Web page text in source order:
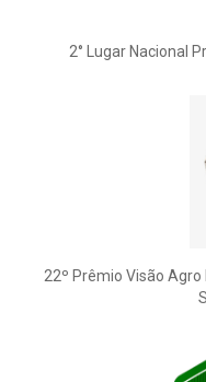
2° Lugar Nacional
22º Prêmio Visão